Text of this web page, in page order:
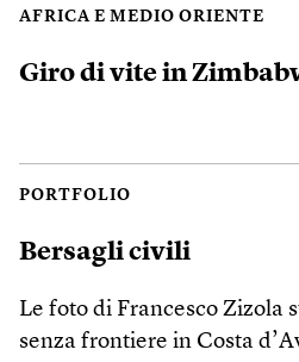
AFRICA E MEDIO ORIENTE
Giro di vite in
PORTFOLIO
Bersagli civili
Le foto di Francesco Zizola
senza frontiere in Costa